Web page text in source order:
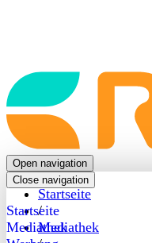
Back
to
frontpage
Open navigation
Close navigation
Startseite
Mediathek
Startseite
/
Mediathek